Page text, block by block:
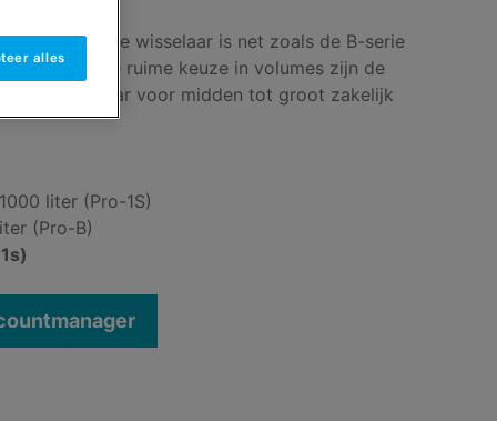
en interne wisselaar is net zoals de B-serie
Door deze ruime keuze in volumes zijn de
inzetbaar voor midden tot groot zakelijk
liter (Pro-1S)
(Pro-B)
alles